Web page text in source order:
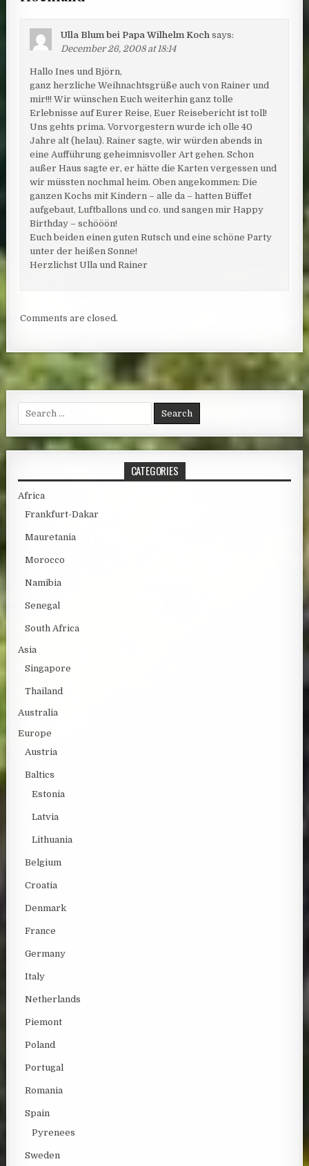
Ulla Blum bei Papa Wilhelm Koch says:
December 26, 2008 at 18:14
Hallo Ines und Björn,
ganz herzliche Weihnachtsgrüße auch von Rainer und
mir!!! Wir wünschen Euch weiterhin ganz tolle
Erlebnisse auf Eurer Reise, Euer Reisebericht ist toll!
Uns gehts prima. Vorvorgestern wurde ich olle 40
Jahre alt (helau). Rainer sagte, wir würden abends in
eine Aufführung geheimnisvoller Art gehen. Schon
außer Haus sagte er, er hätte die Karten vergessen und
wir müssten nochmal heim. Oben angekommen: Die
ganzen Kochs mit Kindern – alle da – hatten Büffet
aufgebaut, Luftballons und co. und sangen mir Happy
Birthday – schööön!
Euch beiden einen guten Rutsch und eine schöne Party
unter der heißen Sonne!
Herzlichst Ulla und Rainer
Comments are closed.
Search for:
CATEGORIES
Africa
Frankfurt-Dakar
Mauretania
Morocco
Namibia
Senegal
South Africa
Asia
Singapore
Thailand
Australia
Europe
Austria
Baltics
Estonia
Latvia
Lithuania
Belgium
Croatia
Denmark
France
Germany
Italy
Netherlands
Piemont
Poland
Portugal
Romania
Spain
Pyrenees
Sweden